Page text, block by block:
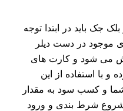
جک باید در ابتدا توجه
موجود در دست دیلر
می شود و کارت های
و با استفاده از این
و کسب سود به مقدار
شروع شرط بندی و ورود